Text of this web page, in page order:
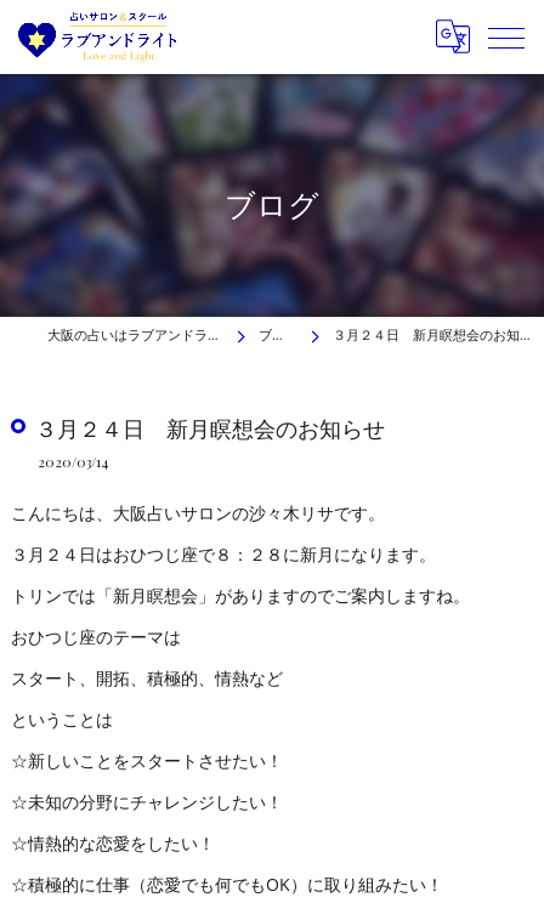
ブログ
大阪の占いはラブアンドライト ブログ ３月２４日 新月瞑想会のお知らせ
３月２４日 新月瞑想会のお知らせ
2020/03/14
こんにちは、大阪占いサロンの沙々木リサです。
３月２４日はおひつじ座で８：２８に新月になります。
トリンでは「新月瞑想会」がありますのでご案内しますね。
おひつじ座のテーマは
スタート、開拓、積極的、情熱など
ということは
☆新しいことをスタートさせたい！
☆未知の分野にチャレンジしたい！
☆情熱的な恋愛をしたい！
☆積極的に仕事（恋愛でも何でもOK）に取り組みたい！